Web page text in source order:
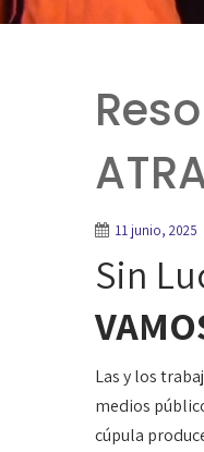
11 junio, 2025
Sin
Las y los
medios
cúpula